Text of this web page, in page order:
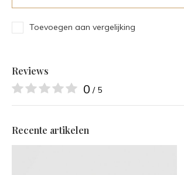
Toevoegen aan vergelijking
Reviews
0 / 5
Recente artikelen